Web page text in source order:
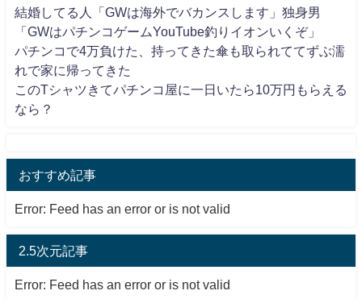
結婚してる人「GWは海外でバカンスします」独身男
「GWはパチンコゲームYouTube釣りイオンいくぞ」
パチンコで4万負けた、持ってきた傘も取られててずぶ濡
れで家に帰ってきた
このTシャツきてパチンコ屋に一日いたら10万円もらえる
なら？
おすすめ記事
Error: Feed has an error or is not valid
2.5次元記事
Error: Feed has an error or is not valid